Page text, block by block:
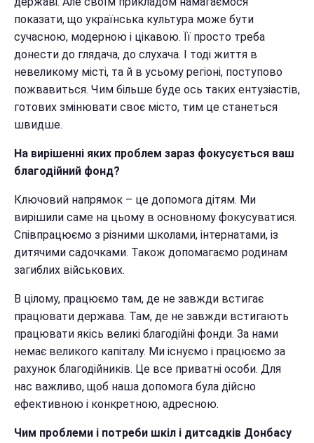
показати, що українська культура може бути
сучасною, модерною і цікавою. Її просто треба
донести до глядача, до слухача. І тоді життя в
невеликому місті, та й в усьому регіоні, поступово
пожвавиться. Чим більше буде ось таких ентузіастів,
готових змінювати своє місто, тим це станеться
швидше.
На вирішенні яких проблем зараз фокусується ваш
благодійний фонд?
Ключовий напрямок – це допомога дітям. Ми
вирішили саме на цьому в основному фокусуватися.
Співпрацюємо з різними школами, інтернатами, із
дитячими садочками. Також допомагаємо родинам
загиблих військових.
В цілому, працюємо там, де не завжди встигає
працювати держава. Там, де не завжди встигають
працювати якісь великі благодійні фонди. За нами
немає великого капіталу. Ми існуємо і працюємо за
рахунок благодійників. Це все приватні особи. Для
нас важливо, щоб наша допомога була дійсно
ефективною і конкретною, адресною.
Чим проблеми і потреби шкіл і дитсадків Донбасу